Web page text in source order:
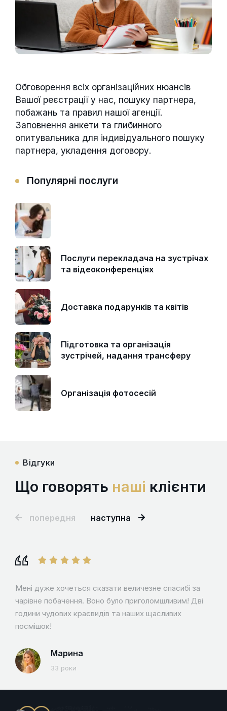
Обговорення всіх організаційних нюансів
Вашої реєстрації у нас, пошуку партнера,
побажань та правил нашої агенції.
Заповнення анкети та глибинного
опитувальника для індивідуального пошуку
партнера, укладення договору.
Популярні послуги
Послуги перекладача на зустрічах
та відеоконференціях
Доставка подарунків та квітів
Підготовка та організація
зустрічей, надання трансферу
Організація фотосесій
Відгуки
Що говорять наші клієнти
попередня наступна
Мені дуже хочеться сказати величезне спасибі за
чарівне побачення. Воно було приголомшливим! Дві
години чудових краєвидів та наших щасливих
посмішок!
Марина
33 роки